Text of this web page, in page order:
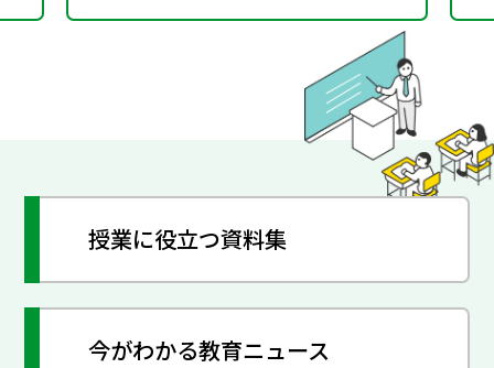
授業に役立つ資料集
今がわかる教育ニュース